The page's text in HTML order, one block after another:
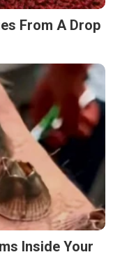
From A Drop
Inside Your